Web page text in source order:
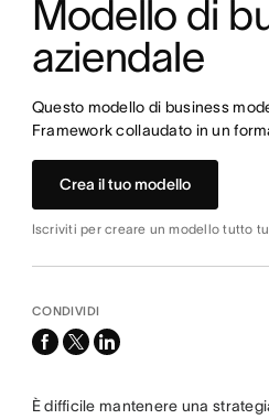
Modello di
aziendale
Questo modello di business
Framework collaudato in un
Crea il tuo modello
Iscriviti per creare un modello tutto
CONDIVIDI
facebook
x-
linkedin
È difficile mantenere una